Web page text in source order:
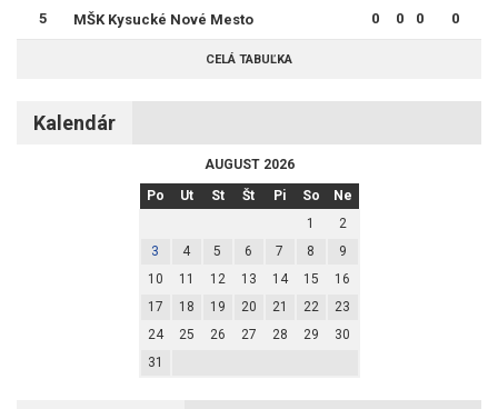
5 MŠK Kysucké Nové Mesto 0 0 0 0
CELÁ TABUĽKA
Kalendár
AUGUST 2026
Po
Ut St Št Pi So
Ne
1
2
3
4 5 6 7 8
9
10
11 12 13 14 15
16
17
18 19 20 21 22
23
24
25 26 27 28 29
30
31